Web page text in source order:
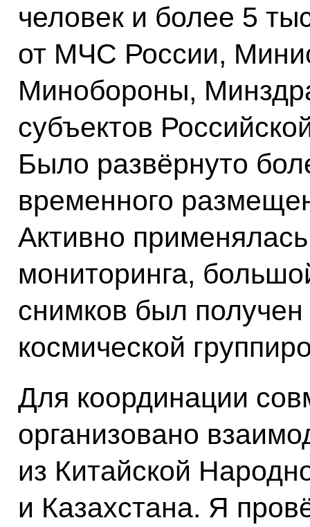
человек и более 5
от МЧС России,
Минобороны,
субъектов
Было развёрнуто
временного
Активно
мониторинга,
снимков был получен
космической
Для координации
организовано
из Китайской
и Казахстана. Я